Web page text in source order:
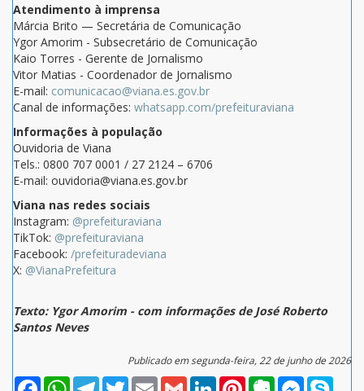
Atendimento à imprensa
Márcia Brito — Secretária de Comunicação
Ygor Amorim - Subsecretário de Comunicação
Kaio Torres - Gerente de Jornalismo
Vitor Matias - Coordenador de Jornalismo
E-mail: comunicacao@viana.es.gov.br
Canal de informações: whatsapp.com/prefeituraviana
Informações à população
Ouvidoria de Viana
Tels.: 0800 707 0001 / 27 2124 – 6706
E-mail: ouvidoria@viana.es.gov.br
Viana nas redes sociais
Instagram: @prefeituraviana
TikTok: @prefeituraviana
Facebook: /prefeituradeviana
X: @VianaPrefeitura
Texto: Ygor Amorim - com informações de José Roberto
Santos Neves
Publicado em segunda-feira, 22 de junho de 2026
FacebookWhatsAppTelegramTwitterEmail Gmail LinkedInPinterestEvernoteMessenger